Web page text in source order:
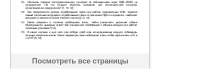
Посмотреть все страницы